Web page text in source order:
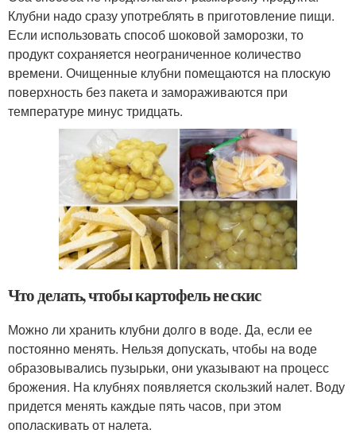
Клубни надо сразу употреблять в приготовление пищи.
Если использовать способ шоковой заморозки, то
продукт сохраняется неограниченное количество
времени. Очищенные клубни помещаются на плоскую
поверхность без пакета и замораживаются при
температуре минус тридцать.
Что делать, чтобы картофель не скис
Можно ли хранить клубни долго в воде. Да, если ее
постоянно менять. Нельзя допускать, чтобы на воде
образовывались пузырьки, они указывают на процесс
брожения. На клубнях появляется скользкий налет. Воду
придется менять каждые пять часов, при этом
ополаскивать от налета.